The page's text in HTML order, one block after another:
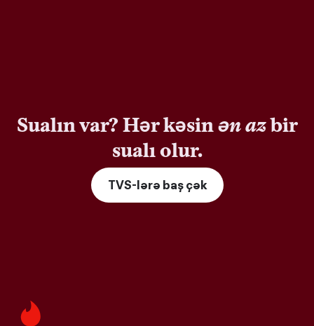
Sualın var? Hər kəsinən azbir
sualı olur.
TVS-lərə baş çək